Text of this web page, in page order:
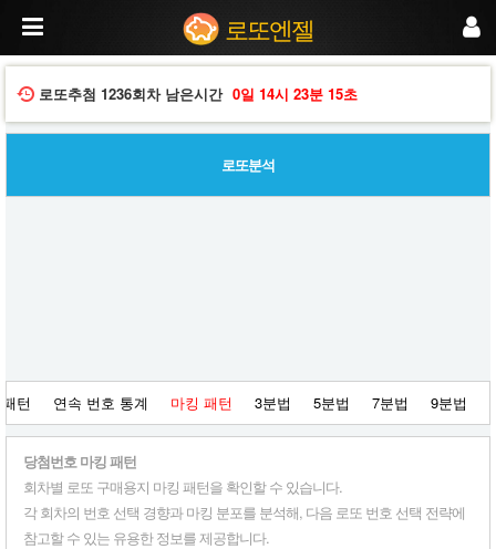
로
매
번
호
선
로또엔젤
로또추첨 1236회차남은시간 0일 14시 23분 15초
로또분석
턴 연속 번호 통계 마킹 패턴 3분법 5분법 7분법 9분법
당첨번호 마킹 패턴
회차별 로또 구매용지 마킹 패턴을 확인할 수 있습니다.
각 회차의 번호 선택 경향과 마킹 분포를 분석해, 다음 로또 번호 선택 전략에
참고할 수 있는 유용한 정보를 제공합니다.